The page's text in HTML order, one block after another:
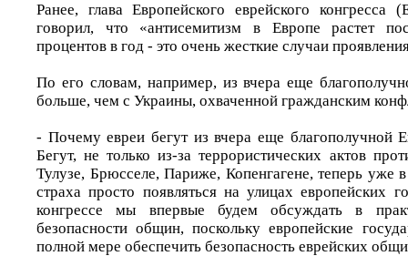
Ранее, глава Европейского еврейского конгресса
говорил, что «антисемитизм в Европе растет
процентов в год - это очень жесткие случаи
По его словам, например, из вчера еще
больше, чем с Украины, охваченной гражданским
- Почему евреи бегут из вчера еще благополучной
Бегут, не только из-за террористических актов
Тулузе, Брюсселе, Париже, Копенгагене, теперь уже
страха просто появляться на улицах европейских
конгрессе мы впервые будем обсуждать в
безопасности общин, поскольку европейские
полной мере обеспечить безопасность еврейских